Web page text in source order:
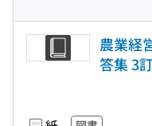
農業経
答集 3